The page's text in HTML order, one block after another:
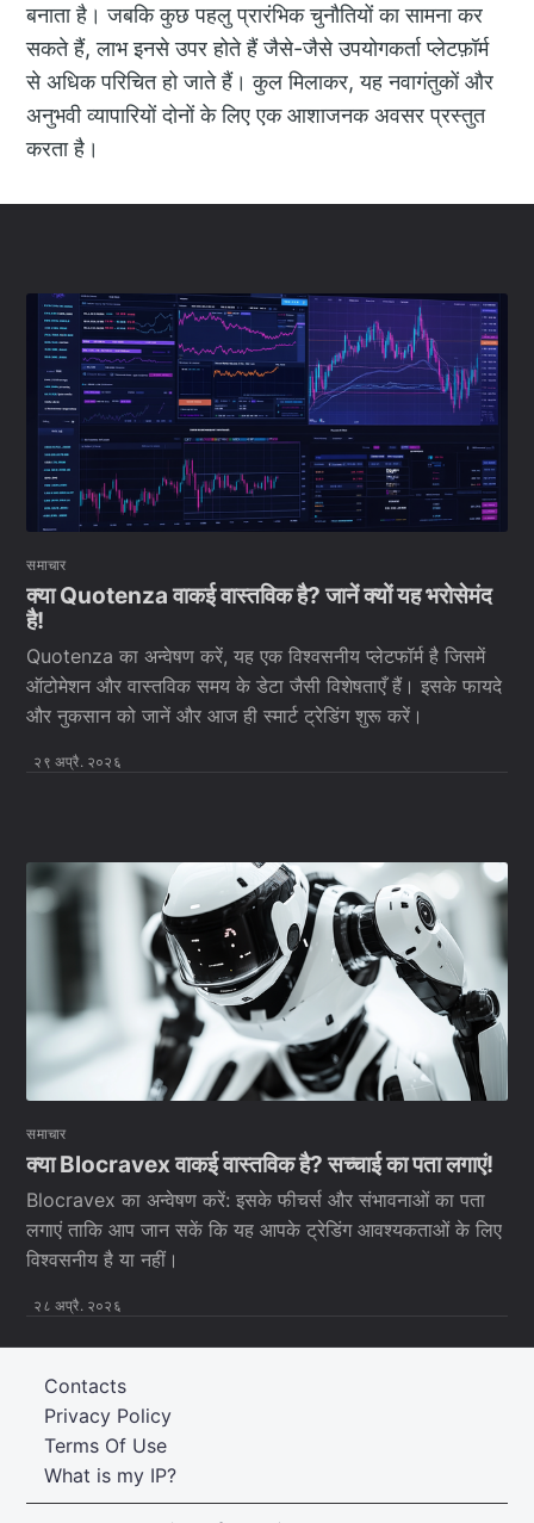
बनाता है। जबकि कुछ पहलु प्रारंभिक चुनौतियों का सामना कर
सकते हैं, लाभ इनसे उपर होते हैं जैसे-जैसे उपयोगकर्ता प्लेटफ़ॉर्म
से अधिक परिचित हो जाते हैं। कुल मिलाकर, यह नवागंतुकों और
अनुभवी व्यापारियों दोनों के लिए एक आशाजनक अवसर प्रस्तुत
करता है।
समाचार
क्या Quotenza वाकई वास्तविक है? जानें क्यों यह भरोसेमंद
है!
Quotenza का अन्वेषण करें, यह एक विश्वसनीय प्लेटफॉर्म है जिसमें
ऑटोमेशन और वास्तविक समय के डेटा जैसी विशेषताएँ हैं। इसके फायदे
और नुकसान को जानें और आज ही स्मार्ट ट्रेडिंग शुरू करें।
२९ अप्रै. २०२६
समाचार
क्या Blocravex वाकई वास्तविक है? सच्चाई का पता लगाएं!
Blocravex का अन्वेषण करें: इसके फीचर्स और संभावनाओं का पता
लगाएं ताकि आप जान सकें कि यह आपके ट्रेडिंग आवश्यकताओं के लिए
विश्वसनीय है या नहीं।
२८ अप्रै. २०२६
What is my IP?
Terms Of Use
Privacy Policy
Contacts